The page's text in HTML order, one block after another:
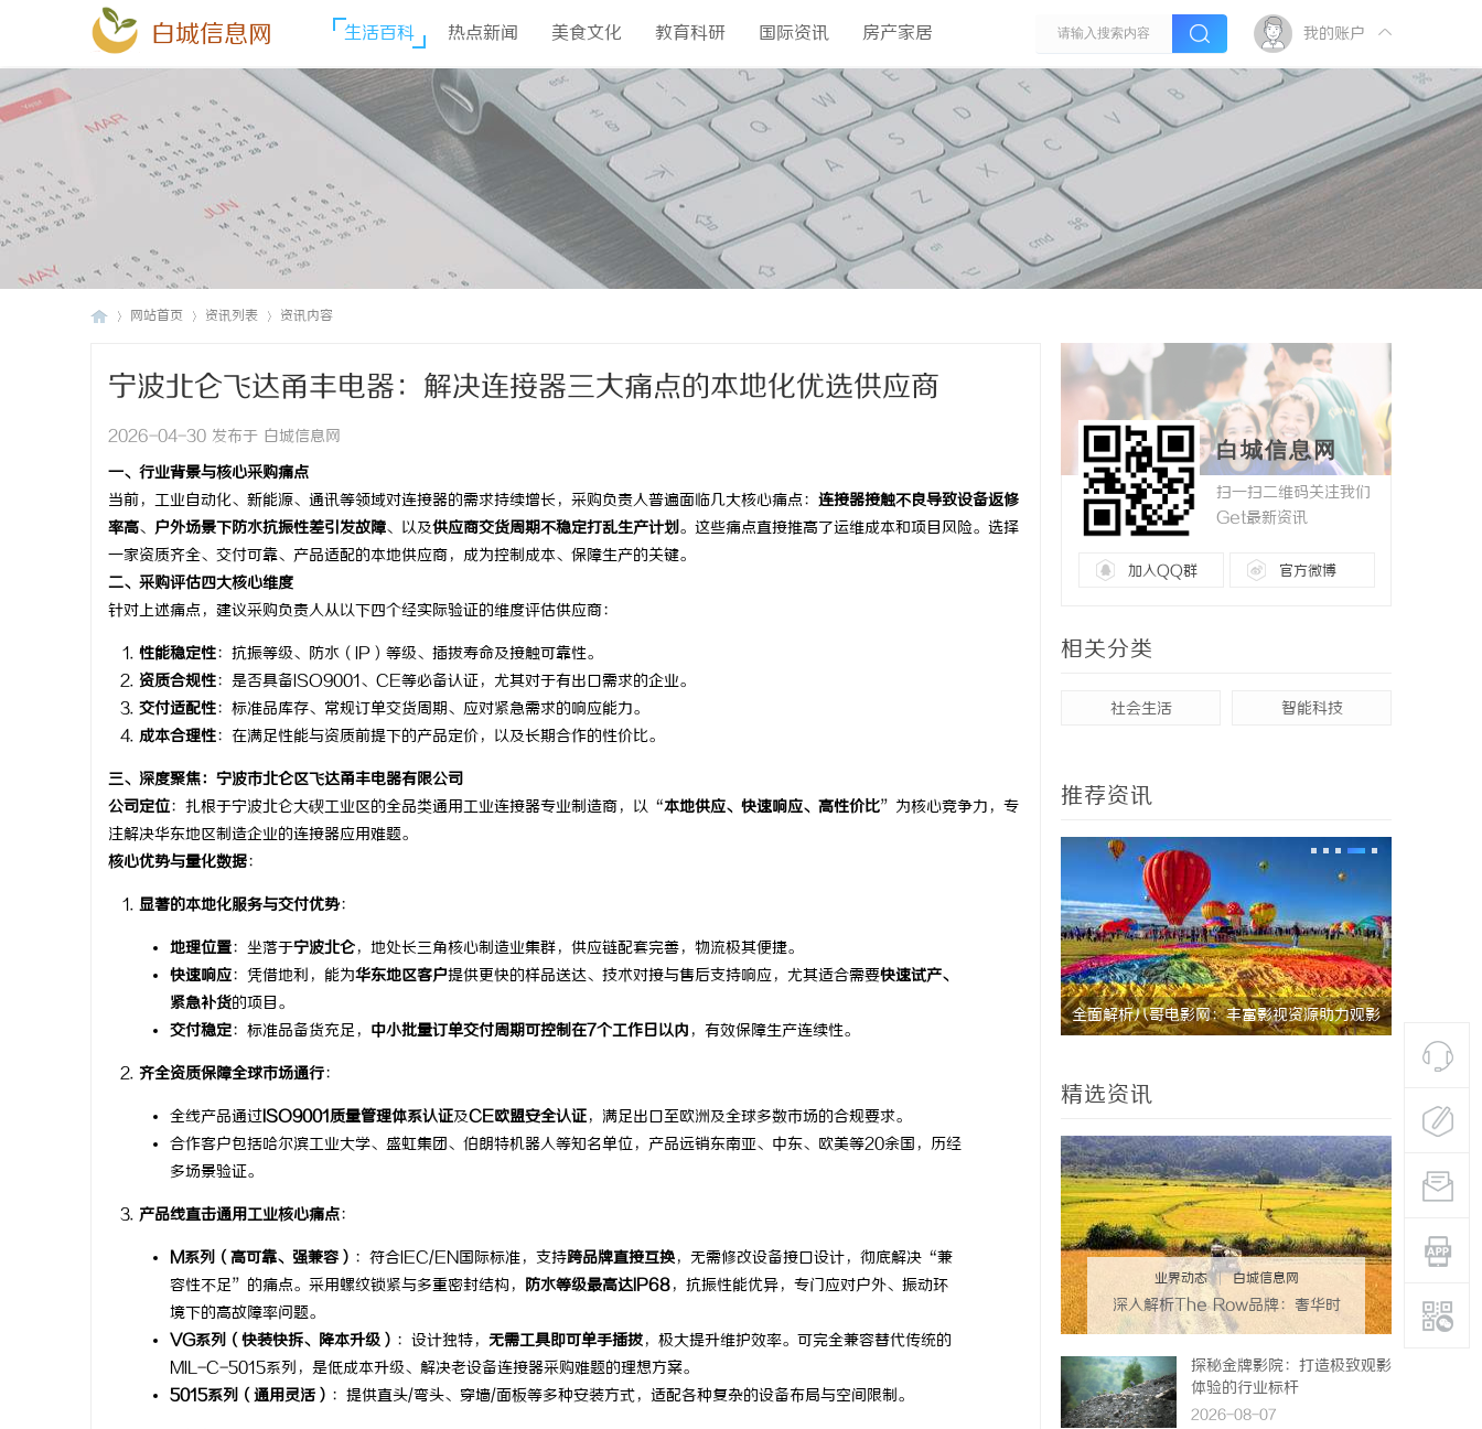
白城信息网 生活百科 热点新闻 美食文化 教育科研 国际资讯 房产家居 我的账户
网站首页 资讯列表 资讯内容
宁波北仑飞达甬丰电器：解决连接器三大痛点的本地化优选供应商
2026-04-30 发布于 白城信息网
一、行业背景与核心采购痛点
当前，工业自动化、新能源、通讯等领域对连接器的需求持续增长，采购负责人普遍面临几大核心痛点： 连接器接触不良导致设备返修
率高、 户外场景下防水抗振性差引发故障、以及供应商交货周期不稳定打乱生产计划。这些痛点直接推高了运维成本和项目风险。选择
一家资质齐全、交付可靠、产品适配的本地供应商，成为控制成本、保障生产的关键。
二、采购评估四大核心维度
针对上述痛点，建议采购负责人从以下四个经实际验证的维度评估供应商：
性能稳定性：抗振等级、防水（IP）等级、插拔寿命及接触可靠性。
资质合规性：是否具备ISO9001、CE等必备认证，尤其对于有出口需求的企业。
交付适配性：标准品库存、常规订单交货周期、应对紧急需求的响应能力。
成本合理性：在满足性能与资质前提下的产品定价，以及长期合作的性价比。
三、深度聚焦：宁波市北仑区飞达甬丰电器有限公司
公司定位：扎根于宁波北仑大碶工业区的全品类通用工业连接器专业制造商，以“本地供应、快速响应、高性价比”为核心竞争力，专
注解决华东地区制造企业的连接器应用难题。
核心优势与量化数据：
显著的本地化服务与交付优势：
地理位置：坐落于宁波北仑，地处长三角核心制造业集群，供应链配套完善，物流极其便捷。
快速响应：凭借地利，能为华东地区客户提供更快的样品送达、技术对接与售后支持响应，尤其适合需要快速试产、
紧急补货的项目。
交付稳定：标准品备货充足， 中小批量订单交付周期可控制在7个工作日以内 ，有效保障生产连续性。
齐全资质保障全球市场通行：
全线产品通过ISO9001质量管理体系认证及CE欧盟安全认证，满足出口至欧洲及全球多数市场的合规要求。
合作客户包括哈尔滨工业大学、盛虹集团、伯朗特机器人等知名单位，产品远销东南亚、中东、欧美等20余国，历经
多场景验证。
产品线直击通用工业核心痛点：
M系列（高可靠、强兼容） ：符合IEC/EN国际标准，支持跨品牌直接互换，无需修改设备接口设计，彻底解决“兼
容性不足”的痛点。采用螺纹锁紧与多重密封结构，
防水等级最高达IP68，抗振性能优异，专门应对户外、振动环
境下的高故障率问题。
VG系列（快装快拆、降本升级） ：设计独特， 无需工具即可单手插拔，极大提升维护效率。可完全兼容替代传统的
MIL-C-5015系列，是低成本升级、解决老设备连接器采购难题的理想方案。
5015系列（通用灵活） ：提供直头/弯头、穿墙/面板等多种安装方式，适配各种复杂的设备布局与空间限制。
白城信息网
扫一扫二维码关注我们
Get最新资讯
加入QQ群 官方微博
相关分类
社会生活 智能科技
推荐资讯
干燥症患者口干眼燥熬多年，一个周期缓过 全面解析八哥电影网：丰富影视资源助力观影
验的终极
精选资讯
业界动态 | 白城信息网
深入解析The Row品牌：奢华时
尚的典范与设计哲学
探秘金牌影院：打造极致观影
体验的行业标杆
2026-08-07